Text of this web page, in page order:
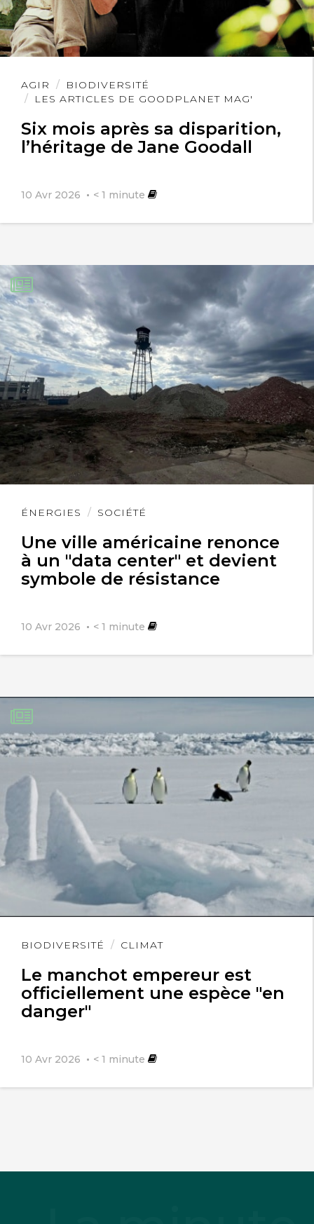
AGIR
BIODIVERSITÉ
LES ARTICLES DE GOODPLANET MAG'
Six mois après sa disparition,
l’héritage de Jane Goodall
10 Avr 2026 < 1 minute
Lire
l'article
ÉNERGIES SOCIÉTÉ
Une ville américaine renonce
à un "data center" et devient
symbole de résistance
10 Avr 2026 < 1 minute
Lire
BIODIVERSITÉ CLIMAT
Le manchot empereur est
officiellement une espèce "en
danger"
10 Avr 2026 < 1 minute
Lire